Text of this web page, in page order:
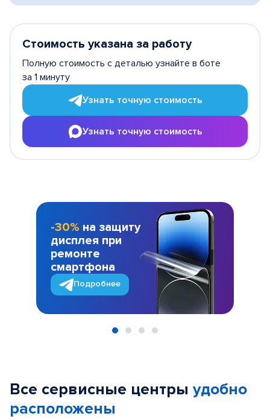
Стоимость указана за работу
Полную стоимость с деталью узнайте в боте
за 1 минуту
Узнать точную стоимость
Узнать точную стоимость
-30% на защиту
дисплея при
ремонте
смартфона
Подробнее
Все сервисные центры удобно
расположены